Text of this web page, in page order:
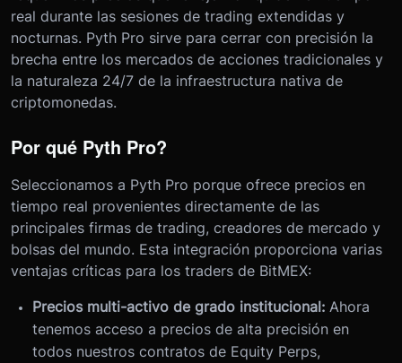
real durante las sesiones de trading extendidas y
nocturnas. Pyth Pro sirve para cerrar con precisión la
brecha entre los mercados de acciones tradicionales y
la naturaleza 24/7 de la infraestructura nativa de
criptomonedas.
Por qué Pyth Pro?
Seleccionamos a Pyth Pro porque ofrece precios en
tiempo real provenientes directamente de las
principales firmas de trading, creadores de mercado y
bolsas del mundo. Esta integración proporciona varias
ventajas críticas para los traders de BitMEX:
Precios multi-activo de grado institucional: Ahora
tenemos acceso a precios de alta precisión en
todos nuestros contratos de Equity Perps,